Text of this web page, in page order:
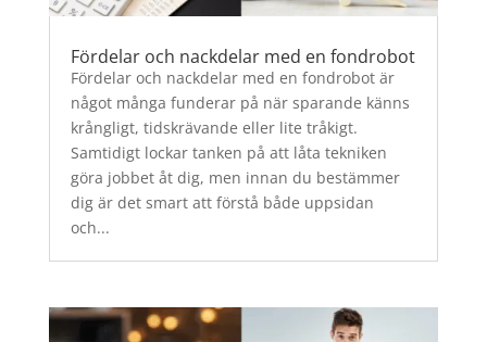
Fördelar och nackdelar med en fondrobot
Fördelar och nackdelar med en fondrobot är
något många funderar på när sparande känns
krångligt, tidskrävande eller lite tråkigt.
Samtidigt lockar tanken på att låta tekniken
göra jobbet åt dig, men innan du bestämmer
dig är det smart att förstå både uppsidan
och...